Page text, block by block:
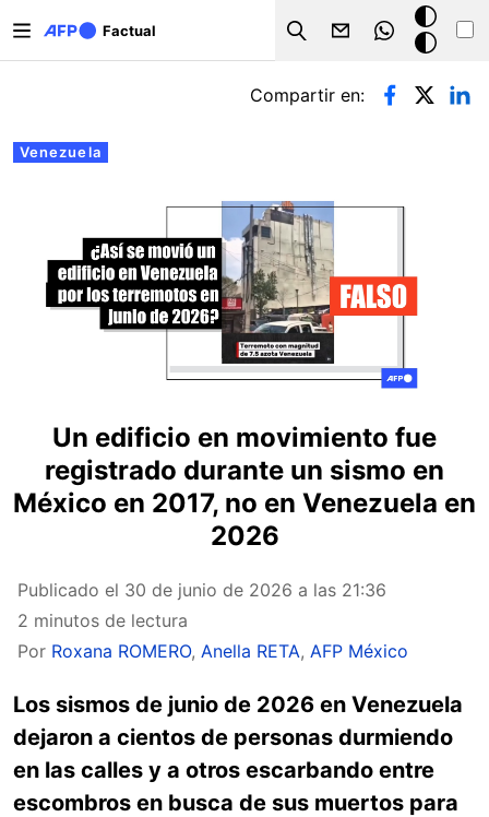
Factual
Search
Modo
oscuro
Solapas principales
Venezuela
Compartir en:
Un edificio en movimiento fue
registrado durante un sismo en
México en 2017, no en Venezuela en
2026
Publicado el 30 de junio de 2026 a las 21:36
2 minutos de lectura
Por Roxana ROMERO, Anella RETA, AFP México
Los sismos de junio de 2026 en Venezuela
dejaron a cientos de personas durmiendo
en las calles y a otros escarbando entre
escombros en busca de sus muertos para